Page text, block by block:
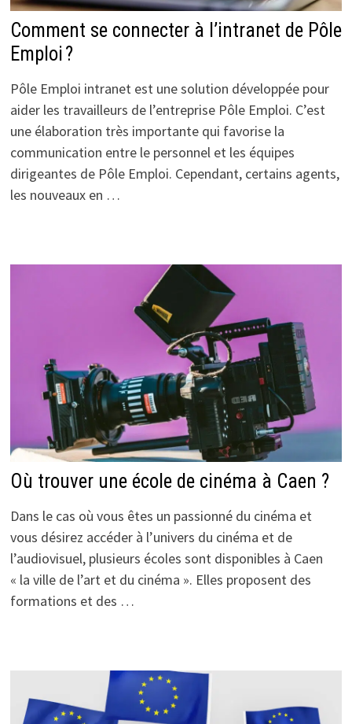
Comment se connecter à l’intranet de Pôle
Emploi ?
Pôle Emploi intranet est une solution développée pour
aider les travailleurs de l’entreprise Pôle Emploi. C’est
une élaboration très importante qui favorise la
communication entre le personnel et les équipes
dirigeantes de Pôle Emploi. Cependant, certains agents,
les nouveaux en …
Où trouver une école de cinéma à Caen ?
Dans le cas où vous êtes un passionné du cinéma et
vous désirez accéder à l’univers du cinéma et de
l’audiovisuel, plusieurs écoles sont disponibles à Caen
« la ville de l’art et du cinéma ». Elles proposent des
formations et des …